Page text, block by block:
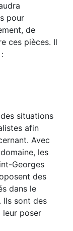
pour
de
ces pièces. Il
situations
afin
Avec
les
Georges
des
dans le
Ils sont des
leur poser